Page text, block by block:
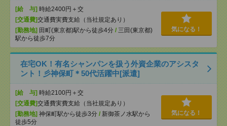
[給 与] 時給2400円＋交
[交通費]交通費実費支給（当社規定あり）
[勤務地] 田町(東京都)駅から徒歩4分 / 三田(東京都)
駅から徒歩7分
気になる！
在宅OK！有名シャンパンを扱う外資企業のアシスタ
ント！彡神保町＊50代活躍中[派遣]
[給 与] 時給2100円＋交
[交通費]交通費実費支給（当社規定あり）
[勤務地] 神保町駅から徒歩3分 / 新御茶ノ水駅から
徒歩5分
気になる！